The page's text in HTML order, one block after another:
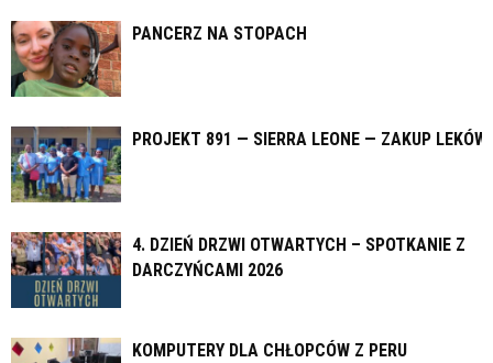
PANCERZ NA STOPACH
PROJEKT 891 — SIERRA LEONE — ZAKUP LEKÓW
4. DZIEŃ DRZWI OTWARTYCH – SPOTKANIE Z
DARCZYŃCAMI 2026
KOMPUTERY DLA CHŁOPCÓW Z PERU